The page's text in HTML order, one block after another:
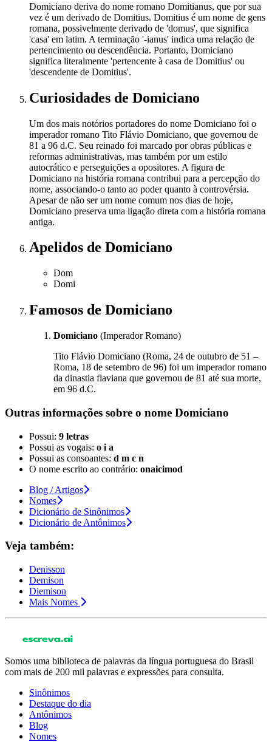
Domiciano deriva do nome romano Domitianus, que por sua
vez é um derivado de Domitius. Domitius é um nome de gens
romana, possivelmente derivado de 'domus', que significa
'casa' em latim. A terminação '-ianus' indica uma relação de
pertencimento ou descendência. Portanto, Domiciano
significa literalmente 'pertencente à casa de Domitius' ou
'descendente de Domitius'.
Curiosidades de Domiciano
Um dos mais notórios portadores do nome Domiciano foi o
imperador romano Tito Flávio Domiciano, que governou de
81 a 96 d.C. Seu reinado foi marcado por obras públicas e
reformas administrativas, mas também por um estilo
autocrático e perseguições a opositores. A figura de
Domiciano na história romana contribui para a percepção do
nome, associando-o tanto ao poder quanto à controvérsia.
Apesar de não ser um nome comum nos dias de hoje,
Domiciano preserva uma ligação direta com a história romana
antiga.
Apelidos de Domiciano
Dom
Domi
Famosos de Domiciano
Domiciano (Imperador Romano)
Tito Flávio Domiciano (Roma, 24 de outubro de 51 –
Roma, 18 de setembro de 96) foi um imperador romano
da dinastia flaviana que governou de 81 até sua morte,
em 96 d.C.
Outras informações sobre o nome Domiciano
Possui: 9 letras
Possui as vogais: o i a
Possui as consoantes: d m c n
O nome escrito ao contrário: onaicimod
Blog / Artigos
Nomes
Dicionário de Sinônimos
Dicionário de Antônimos
Veja também:
Denisson
Demison
Diemison
Mais Nomes
Somos uma biblioteca de palavras da língua portuguesa do Brasil
com mais de 200 mil palavras e expressões para consulta.
Sinônimos
Destaque do dia
Antônimos
Blog
Nomes